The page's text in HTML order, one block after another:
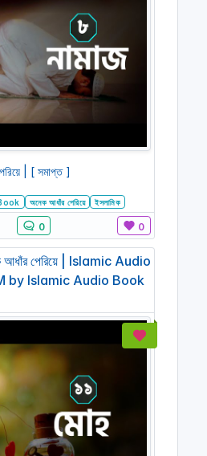
| [ সমাপ্ত ]
অনেক আধাঁর পেরিয়ে ইসলামিক
0 0
আধাঁর পেরিয়ে | Islamic Audio
by Islamic Audio Book